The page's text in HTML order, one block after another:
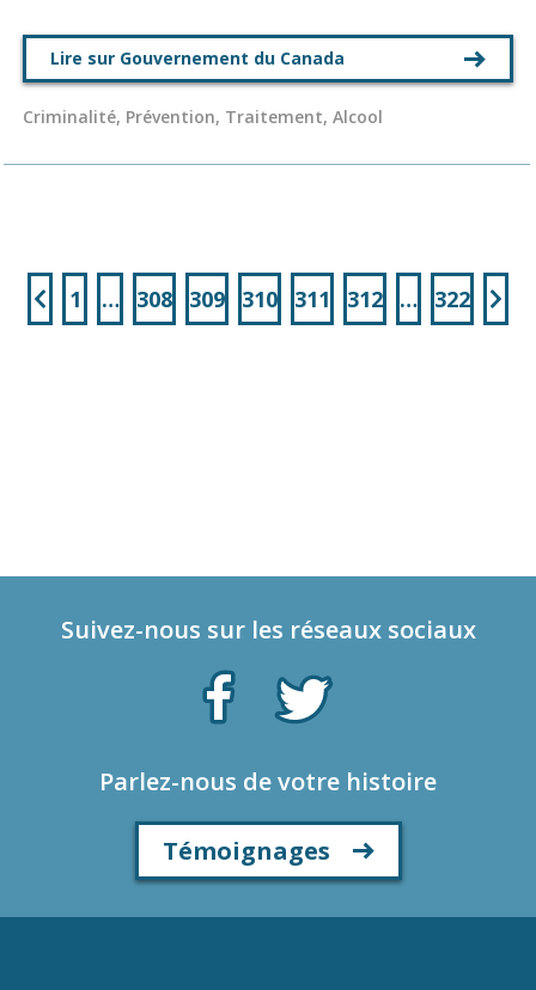
Lire sur Gouvernement du Canada
Criminalité, Prévention, Traitement, Alcool
1 … 308 309 310 311 312 … 322
Suivez-nous sur les réseaux sociaux
Parlez-nous de votre histoire
Témoignages